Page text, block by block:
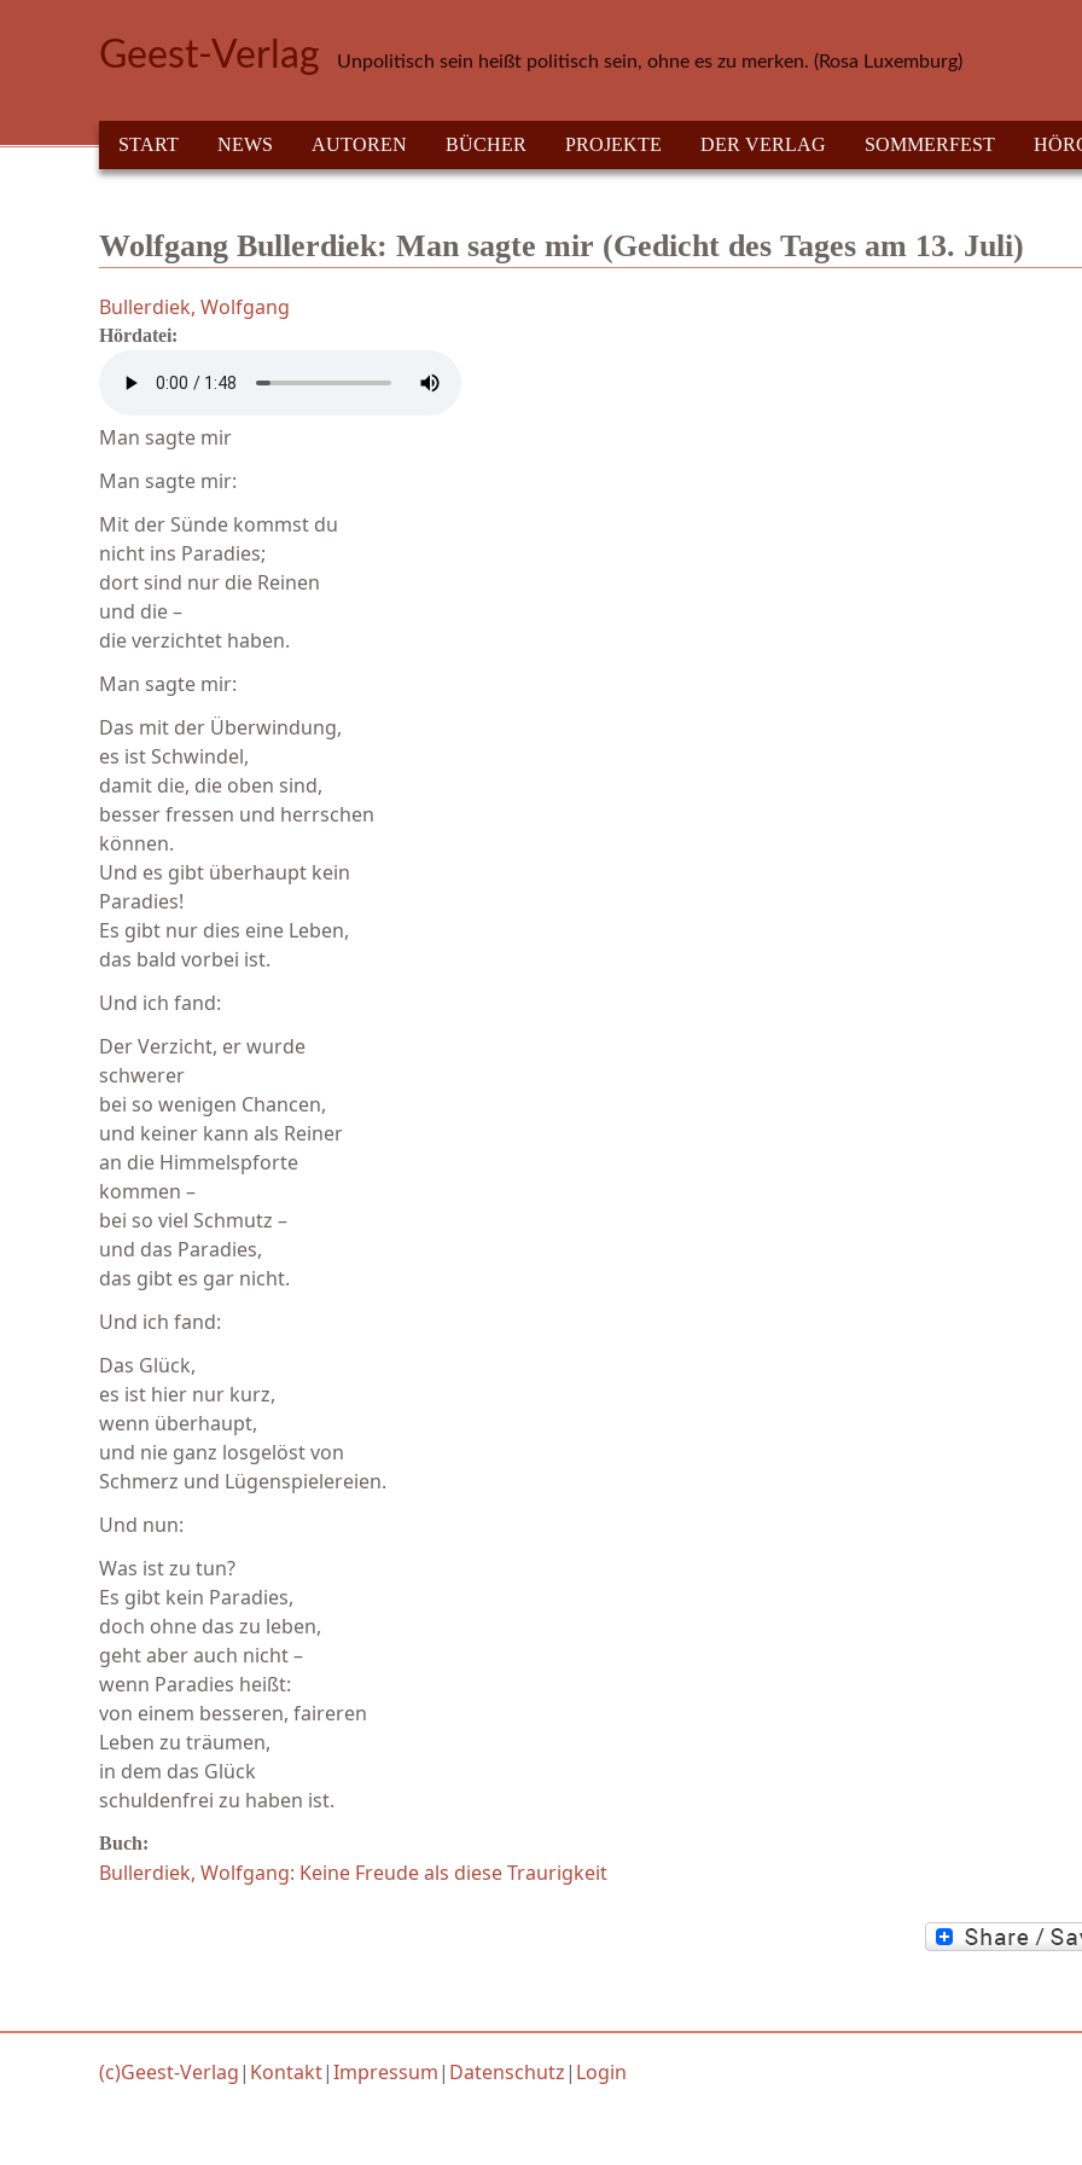
Geest-Verlag Unpolitisch sein heißt politisch sein, ohne es zu merken. (Rosa Luxemburg)
HAUPTMENÜ
START NEWS AUTOREN BÜCHER PROJEKTE DER VERLAG SOMMERFEST
Wolfgang Bullerdiek: Man sagte mir (Gedicht des Tages am 13. Juli)
Bullerdiek, Wolfgang
Hördatei:
Man sagte mir
Man sagte mir:
Mit der Sünde kommst du
nicht ins Paradies;
dort sind nur die Reinen
und die –
die verzichtet haben.
Man sagte mir:
Das mit der Überwindung,
es ist Schwindel,
damit die, die oben sind,
besser fressen und herrschen
können.
Und es gibt überhaupt kein
Paradies!
Es gibt nur dies eine Leben,
das bald vorbei ist.
Und ich fand:
Der Verzicht, er wurde
schwerer
bei so wenigen Chancen,
und keiner kann als Reiner
an die Himmelspforte
kommen –
bei so viel Schmutz –
und das Paradies,
das gibt es gar nicht.
Und ich fand:
Das Glück,
es ist hier nur kurz,
wenn überhaupt,
und nie ganz losgelöst von
Schmerz und Lügenspielereien.
Und nun:
Was ist zu tun?
Es gibt kein Paradies,
doch ohne das zu leben,
geht aber auch nicht –
wenn Paradies heißt:
von einem besseren, faireren
Leben zu träumen,
in dem das Glück
schuldenfrei zu haben ist.
Buch:
Bullerdiek, Wolfgang: Keine Freude als diese Traurigkeit
(c)Geest-Verlag| Kontakt|Impressum| Datenschutz| Login